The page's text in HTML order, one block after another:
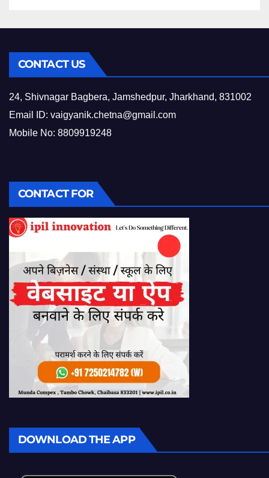
CONTACT US
24, Shivnagar Bagbera, Jamshedpur, Jharkhand, 831002
Email ID: vaigyanik.chetna@gmail.com
Mobile No: 8809919248
CONTACT FOR
DOWNLOAD THE APP